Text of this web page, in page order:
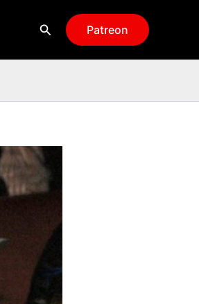
Поиск Patreon